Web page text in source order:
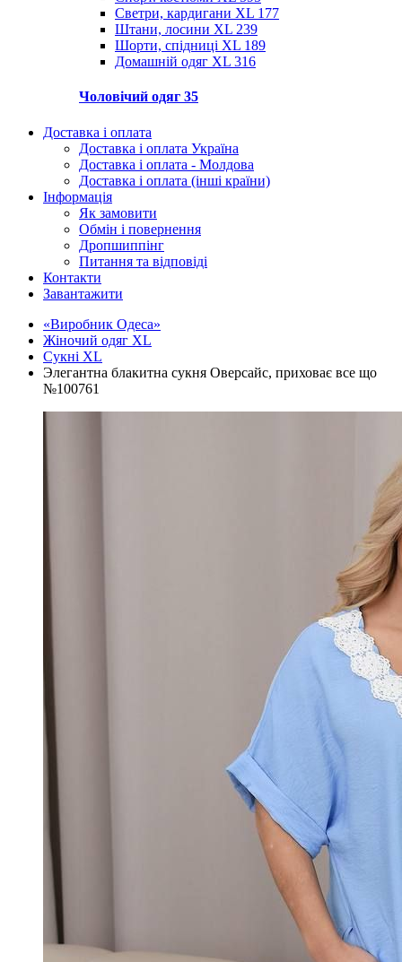
Светри, кардигани XL 177
Штани, лосини XL 239
Шорти, спідниці XL 189
Домашній одяг XL 316
Чоловічий одяг 35
Доставка і оплата
Доставка і оплата Україна
Доставка і оплата - Молдова
Доставка і оплата (інші країни)
Інформація
Як замовити
Обмін і повернення
Дропшиппінг
Питання та відповіді
Контакти
Завантажити
«Виробник Одеса»
Жіночий одяг XL
Cукні XL
Элегантна блакитна сукня Оверсайс, приховає все що
№100761